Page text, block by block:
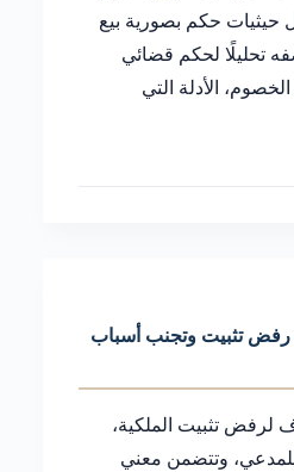
حيثيات حكم بصورية بيع
تحليلًا لحكم قضائي
الأدلة التي
رفض تثبيت وتجنب أسباب
لرفض تثبيت الملكية،
للمدعي، وتتضمن معني